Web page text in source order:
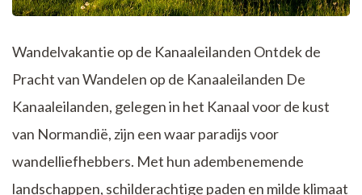
Wandelvakantie op de Kanaaleilanden Ontdek de
Pracht van Wandelen op de Kanaaleilanden De
Kanaaleilanden, gelegen in het Kanaal voor de kust
van Normandië, zijn een waar paradijs voor
wandelliefhebbers. Met hun adembenemende
landschappen, schilderachtige paden en milde klimaat